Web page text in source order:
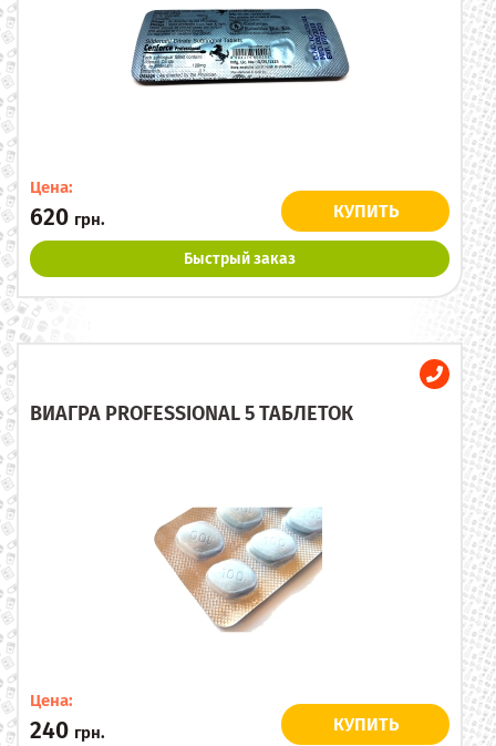
Цена:
620 грн. КУПИТЬ
Быстрый заказ
ВИАГРА PROFESSIONAL 5 ТАБЛЕТОК
Цена:
240 грн. КУПИТЬ